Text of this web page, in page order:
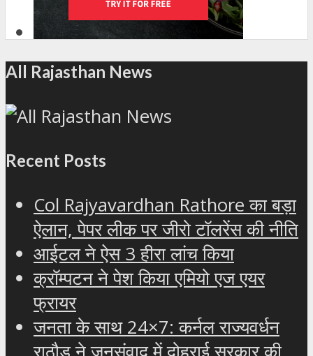
All Rajasthan News
Recent Posts
Col Rajyavardhan Rathore का बड़ा
ऐलान, पेपर लीक पर जीरो टॉलरेंस की नीति
आईटल ने ऐस 3 हीरा लांच किया
क्रॉम्पटन ने पेश किया एमियो एज एयर
फ्रायर
जनता के साथ 24×7: कर्नल राज्यवर्धन